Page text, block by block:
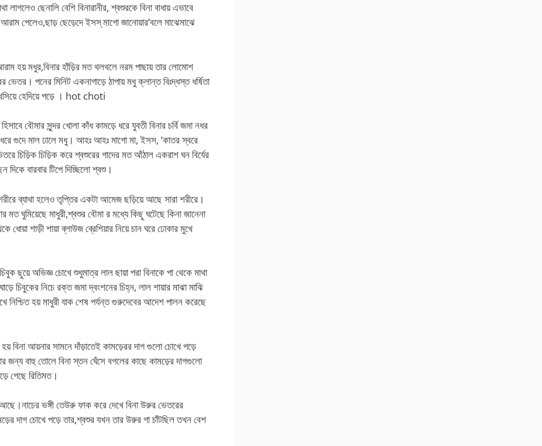
ছেনালি বেশি বিনারানীর, শ্বশুরকে বিনা বাধায় এভাবে
পেলেও,ছাড় ছেড়েদে ইসস্ মাগো জানোয়ার’বলে মাঝেমাঝে
হয় মধুর,বিনার হাঁড়ির মত থলথলে নরম পাছায় তার লোমোশ
ভেতর। পনের মিনিট একনাগাড়ে ঠাপায় মধু ক্লান্ত বিঃদ্ধস্ত ধর্ষিতা
হেদিয়ে পড়ে । hot choti
বৌমার সুন্দর খোলা কাঁধ কামড়ে ধরে যুবতী বিনার চর্বি জমা নধর
গুদে মাল ঢালে মধু। আহঃ আহঃ মাগো মা, ইসস, ’কাতর স্বরে
চিড়িক চিড়িক করে শ্বশুরের গাদের মত আঁঠাল একরাশ ঘন বির্যের
দিকে বারবার টিপে দিচ্ছিলো শ্বশু।
ব্যাথা হলেও তৃপ্তির একটা আমেজ ছড়িয়ে আছে সারা শরীরে।
ঘুমিয়েছে মাধুরী,শ্বশুর বৌমা র মধ্যে কিছু ঘটেছে কিনা জানেনা
ধোয়া শাড়ী শায়া ব্লাউজ ব্রেশিয়ার নিয়ে চান ঘরে ঢোকার মুখে
ছুয়ে অভিজ্ঞ চোখে শুধুমাত্র লাল ছায়া পরা বিনাকে পা থেকে মাথা
চিবুকের নিচে রক্ত জমা দ্বংশনের চিহ্ন, লাল শায়ার মাঝা মাঝি
নিশ্চিত হয় মাধুরী যাক শেষ পর্যন্ত গুরুদেবের আদেশ পালন করেছে
বিনা আয়নার সামনে দাঁড়াতেই কামড়েরর দাগ গুলো চোখে পড়ে
বাহু তোলে বিনা স্তন ঘেঁসে বগলের কাছে কামড়ের দাগগুলো
গেছে রিতিমত।
ভঙ্গী তেউরু ফাক করে দেখে বিনা উরুর ভেতরের
দাগ চোখে পড়ে তার,শ্বশুর যখন তার উরুর গা চাঁটছিল তখন বেশ